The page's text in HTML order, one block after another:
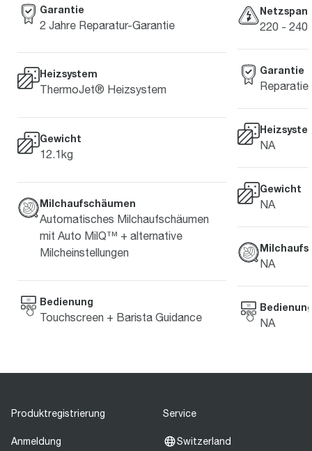
Garantie
2 Jahre Reparatur-Garantie
Heizsystem
ThermoJet® Heizsystem
Gewicht
12.1kg
Milchaufschäumen
Automatisches Milchaufschäumen
mit Auto MilQ™ + alternative
Milcheinstellungen
Bedienung
Touchscreen + Barista Guidance
220 - 240
Garantie
NA
Gewicht
NA
NA
NA
Produktregistrierung Service
Anmeldung Switzerland